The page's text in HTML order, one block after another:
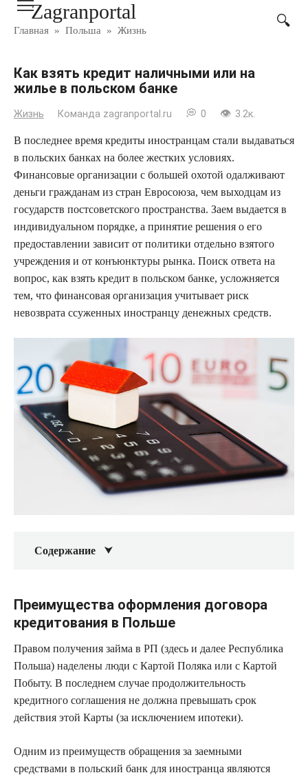
ПерейтиZagranportal
Главная » Польша » Жизнь
Как взять кредит наличными или на
жилье в польском банке
Жизнь Команда zagranportal.ru 0 3.2к.
В последнее время кредиты иностранцам стали выдаваться
в польских банках на более жестких условиях.
Финансовые организации с большей охотой одалживают
деньги гражданам из стран Евросоюза, чем выходцам из
государств постсоветского пространства. Заем выдается в
индивидуальном порядке, а принятие решения о его
предоставлении зависит от политики отдельно взятого
учреждения и от конъюнктуры рынка. Поиск ответа на
вопрос, как взять кредит в польском банке, усложняется
тем, что финансовая организация учитывает риск
невозврата ссуженных иностранцу денежных средств.
Содержание
Преимущества оформления договора
кредитования в Польше
Правом получения займа в РП (здесь и далее Республика
Польша) наделены люди с Картой Поляка или с Картой
Побыту. В последнем случае продолжительность
кредитного соглашения не должна превышать срок
действия этой Карты (за исключением ипотеки).
Одним из преимуществ обращения за заемными
средствами в польский банк для иностранца являются